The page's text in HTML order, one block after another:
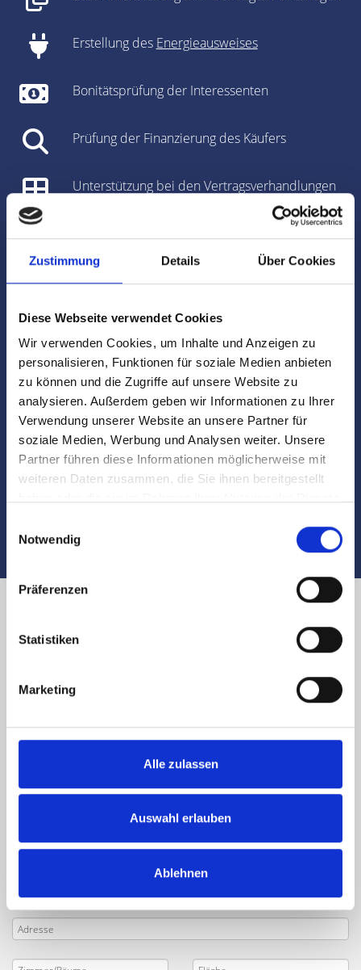
Zustimmung Details Über Cookies
Diese Webseite verwendet Cookies
Wir verwenden Cookies, um Inhalte und Anzeigen zu
personalisieren, Funktionen für soziale Medien anbieten
zu können und die Zugriffe auf unsere Website zu
analysieren. Außerdem geben wir Informationen zu Ihrer
Verwendung unserer Website an unsere Partner für
soziale Medien, Werbung und Analysen weiter. Unsere
Partner führen diese Informationen möglicherweise mit
weiteren Daten zusammen, die Sie ihnen bereitgestellt
Notwendig
Präferenzen
Statistiken
Marketing
Alle zulassen
Auswahl erlauben
Ablehnen
Erstellung des Energieausweises
Bonitätsprüfung der Interessenten
Prüfung der Finanzierung des Käufers
Unterstützung bei den Vertragsverhandlungen
Vorbereitung und Koordinierung des
Marktdaten
Besichtigungen
Begleitung und Unterstützung bei der Objekt-
Übergabe
Immobilienverkauf in Nürnberg
Käufer finden
Umgebung? Tragen Sie die wichtigsten
Daten Ihres Objekts in das folgende Formular ein. Senden
Makler werden sich umgehend mit Ihnen in Verbindung
setzen und Ihr Projekt mit Ihnen besprechen.